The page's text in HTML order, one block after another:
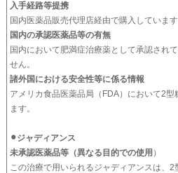
入手経路等提携
国内医薬品販売代理店経由で購入しています
国内の承認医薬品等の有無
国内において肥満症治療薬として承認され
せん。
諸外国における安全性等に係る情報
アメリカ食品医薬品局（FDA）において2
ます。
⚫︎ジャディアンス
未承認医薬品等（異なる目的での使用 ）
この治療で用いられるジャディアンスは、